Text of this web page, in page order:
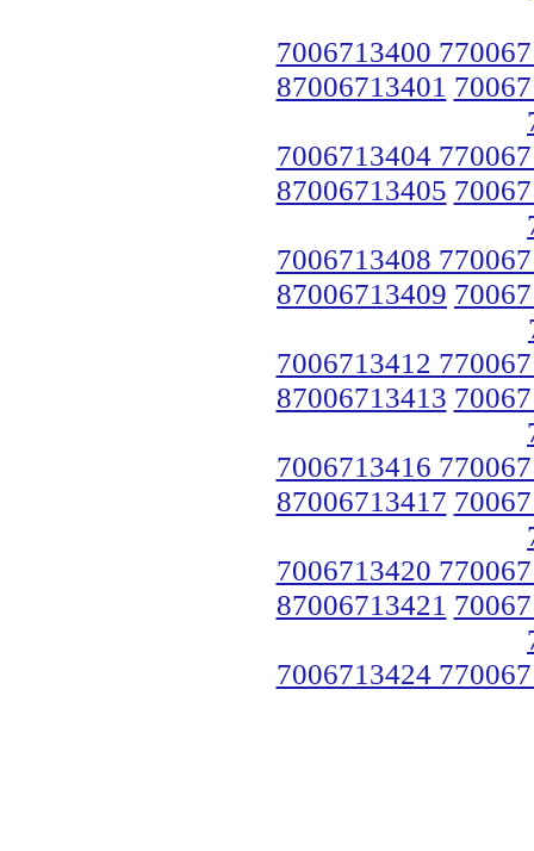
7006713400
87006713401
7006713404
87006713405
7006713408
87006713409
7006713412
87006713413
7006713416
87006713417
7006713420
87006713421
7006713424